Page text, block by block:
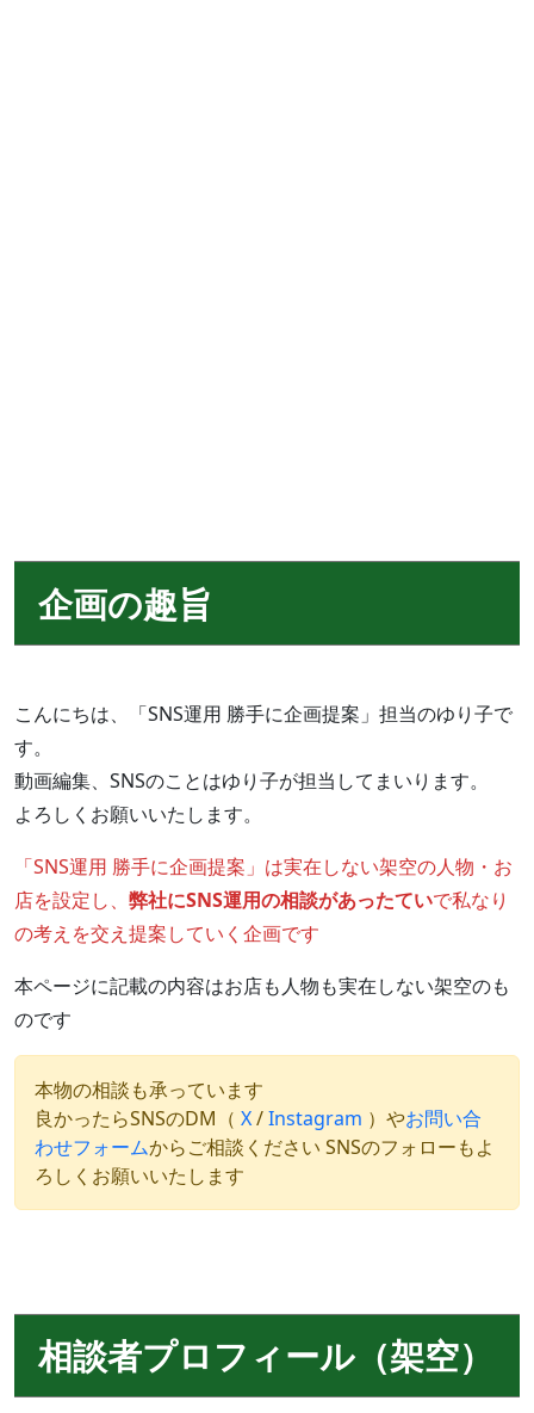
企画の趣旨
こんにちは、「SNS運用 勝手に企画提案」担当のゆり子で
す。
動画編集、SNSのことはゆり子が担当してまいります。
よろしくお願いいたします。
「SNS運用 勝手に企画提案」は実在しない架空の人物・お
店を設定し、 弊社にSNS運用の相談があったていで私なり
の考えを交え提案していく企画です
本ページに記載の内容はお店も人物も実在しない架空のも
のです
本物の相談も承っています
良かったらSNSのDM（ X/Instagram ）やお問い合
わせフォームからご相談ください SNSのフォローもよ
ろしくお願いいたします
相談者プロフィール（架空）